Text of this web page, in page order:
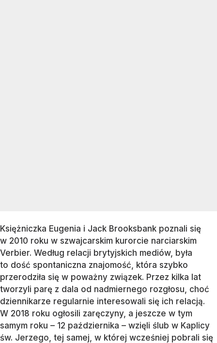
Księżniczka Eugenia i Jack Brooksbank poznali się
w 2010 roku w szwajcarskim kurorcie narciarskim
Verbier. Według relacji brytyjskich mediów, była
to dość spontaniczna znajomość, która szybko
przerodziła się w poważny związek. Przez kilka lat
tworzyli parę z dala od nadmiernego rozgłosu, choć
dziennikarze regularnie interesowali się ich relacją.
W 2018 roku ogłosili zaręczyny, a jeszcze w tym
samym roku – 12 października – wzięli ślub w Kaplicy
św. Jerzego, tej samej, w której wcześniej pobrali się